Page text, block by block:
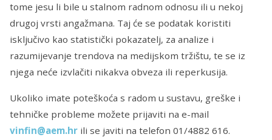
tome jesu li bile u stalnom radnom odnosu ili u nekoj
drugoj vrsti angažmana. Taj će se podatak koristiti
isključivo kao statistički pokazatelj, za analize i
razumijevanje trendova na medijskom tržištu, te se iz
njega neće izvlačiti nikakva obveza ili reperkusija.
Ukoliko imate poteškoća s radom u sustavu, greške i
tehničke probleme možete prijaviti na e-mail
vinfin@aem.hr ili se javiti na telefon 01/4882 616.